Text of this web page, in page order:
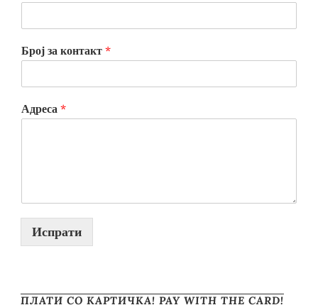
Број за контакт *
Адреса *
Испрати
ПЛАТИ СО КАРТИЧКА! PAY WITH THE CARD!